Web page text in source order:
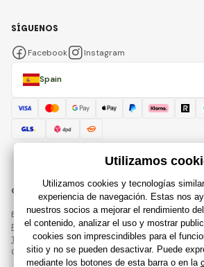
Spain
SÍGUENOS
Facebook Instagram
© 2018 - 2026 Raijuguetes.es, Todos los
Esta página está protegida por reCAPTCHA y
Política de privacidadcompañías de Google y
Términos y condiciones.
Creación de tiendas en línea eficientes desde